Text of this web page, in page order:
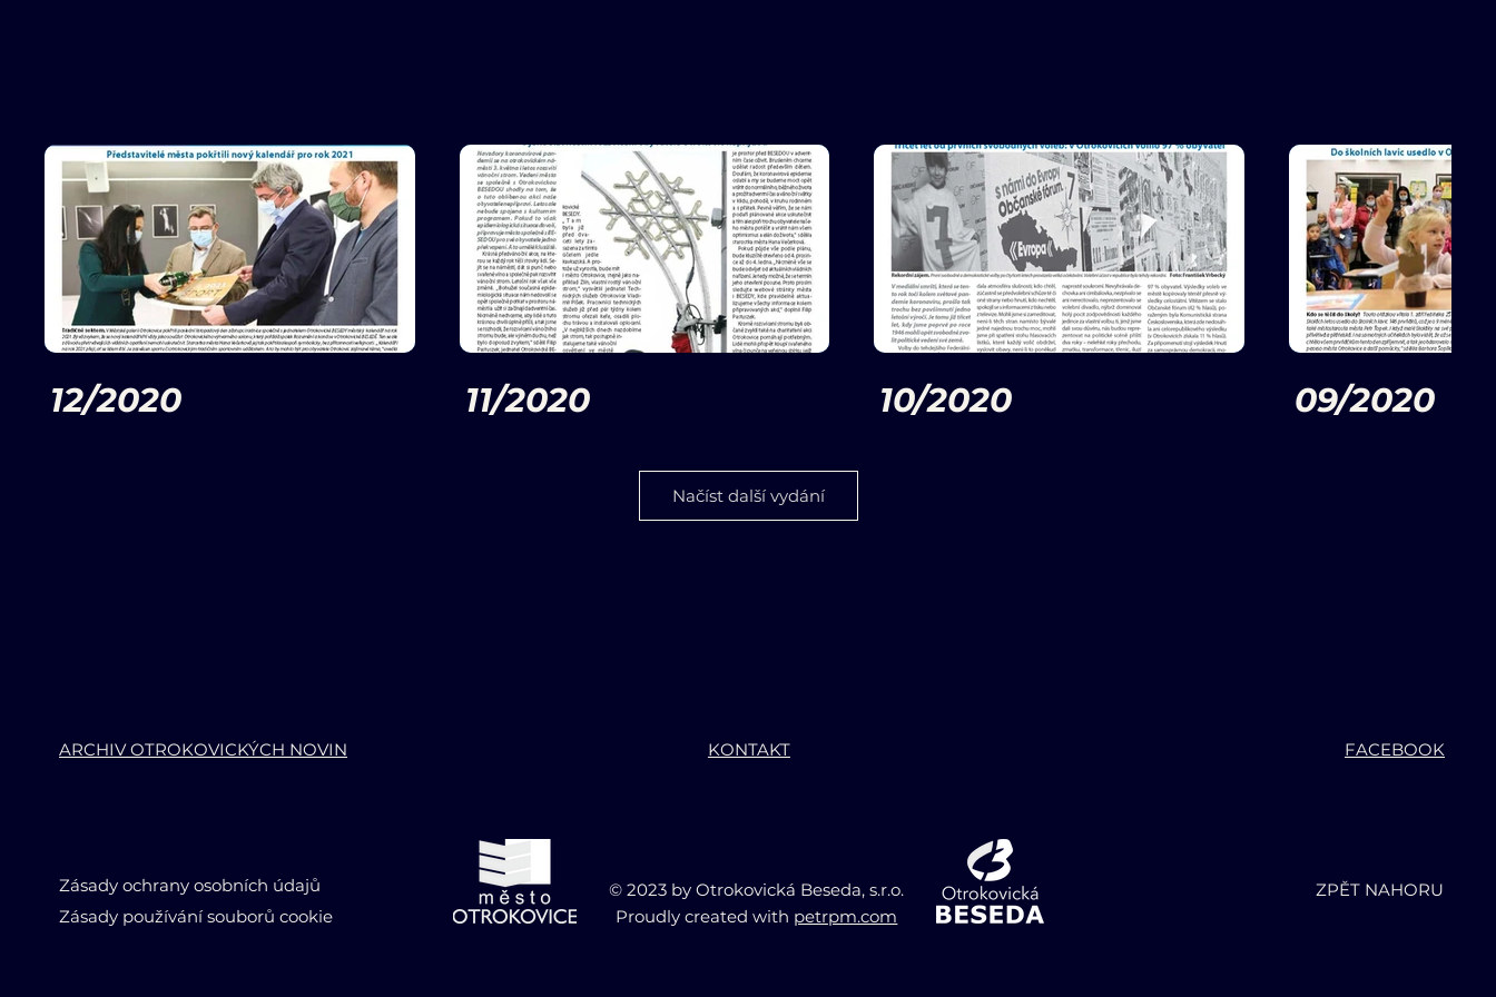
12/2020 11/2020 10/2020 09/2020
Otrokovické noviny - červenec 2020
06/2020
Otrokovické noviny - červen 2020
05/2020
Otrokovické noviny -
Načíst další vydání
ARCHIV OTROKOVICKÝCH NOVIN KONTAKT FACEBOOK
Zásady ochrany osobních údajů
Zásady používání souborů cookie
© 2023 by Otrokovická Beseda, s.r.o.
Proudly created with petrpm.com
ZPĚT NAHORU